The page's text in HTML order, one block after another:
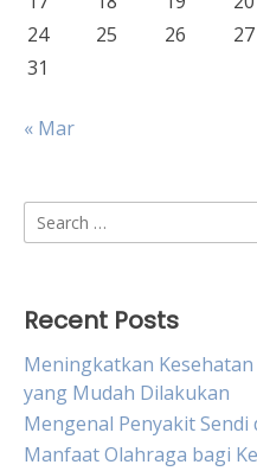
24
25 26 27
31
« Mar
Search
for:
Recent Posts
Meningkatkan
yang Mudah Dilakukan
Mengenal Penyakit Sendi
Manfaat Olahraga bagi